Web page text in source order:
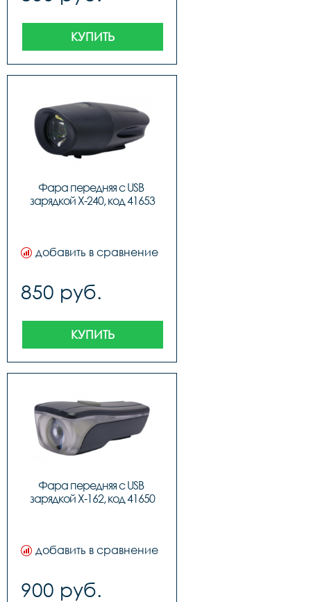
КУПИТЬ
Фара передняя с USB
зарядкой X-240, код 41653
добавить в сравнение
850 руб.
КУПИТЬ
Фара передняя с USB
зарядкой X-162, код 41650
добавить в сравнение
900 руб.